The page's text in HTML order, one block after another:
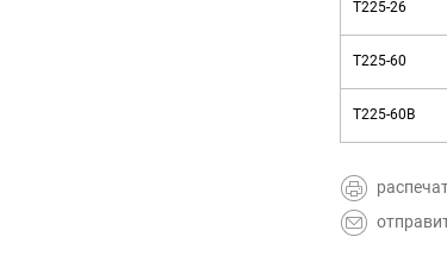
T225-26
T225-60
T225-60B